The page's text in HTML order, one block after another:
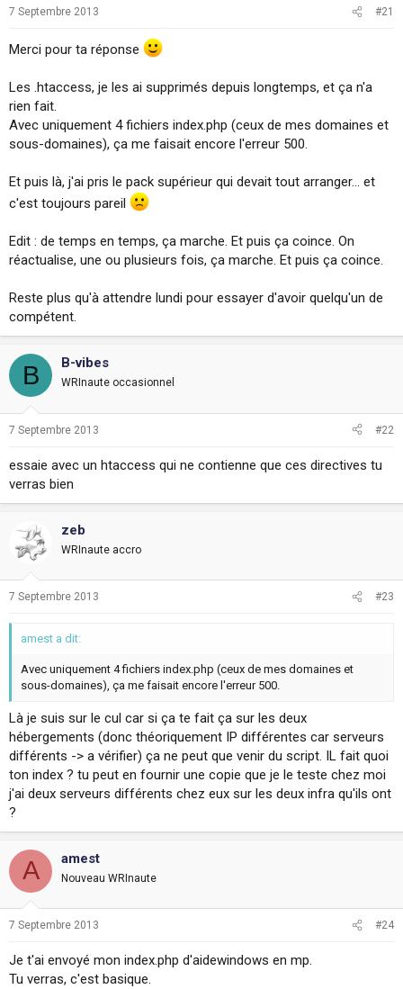
7 Septembre 2013 #21
Merci pour ta réponse
Les .htaccess, je les ai supprimés depuis longtemps, et ça n'a
rien fait.
Avec uniquement 4 fichiers index.php (ceux de mes domaines et
sous-domaines), ça me faisait encore l'erreur 500.
Et puis là, j'ai pris le pack supérieur qui devait tout arranger... et
c'est toujours pareil
Edit : de temps en temps, ça marche. Et puis ça coince. On
réactualise, une ou plusieurs fois, ça marche. Et puis ça coince.
Reste plus qu'à attendre lundi pour essayer d'avoir quelqu'un de
compétent.
B B-vibes
WRInaute occasionnel
7 Septembre 2013 #22
essaie avec un htaccess qui ne contienne que ces directives tu
verras bien
zeb
WRInaute accro
7 Septembre 2013 #23
amest a dit:
Avec uniquement 4 fichiers index.php (ceux de mes domaines et
sous-domaines), ça me faisait encore l'erreur 500.
Là je suis sur le cul car si ça te fait ça sur les deux
hébergements (donc théoriquement IP différentes car serveurs
différents -> a vérifier) ça ne peut que venir du script. IL fait quoi
ton index ? tu peut en fournir une copie que je le teste chez moi
j'ai deux serveurs différents chez eux sur les deux infra qu'ils ont
?
A amest
Nouveau WRInaute
7 Septembre 2013 #24
Je t'ai envoyé mon index.php d'aidewindows en mp.
Tu verras, c'est basique.